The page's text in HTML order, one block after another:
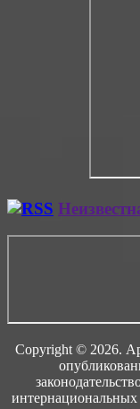
Copyright © 2026.
интернациональных